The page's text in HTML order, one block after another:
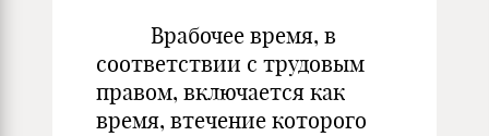
Врабочее время, в
соответствии с трудовым
правом, включается как
время, втечение которого